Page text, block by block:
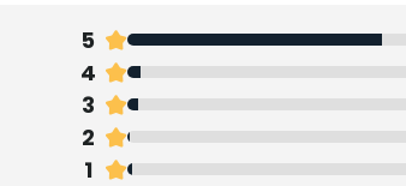
5
4
3
2
1